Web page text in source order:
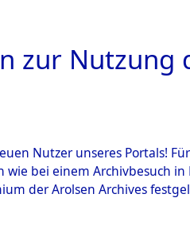
zur Nutzung
Nutzer unseres Portals!
bei einem Archivbesuch
der Arolsen Archives